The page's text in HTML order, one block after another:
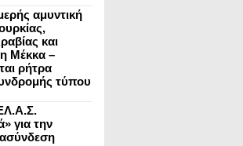
αμυντική
και
Μέκκα –
ρήτρα
τύπου
για την